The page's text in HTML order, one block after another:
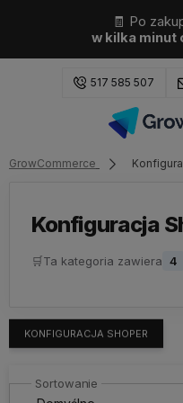
🧾 Po
w kilka minut
517 585 507
GrowCommerce
Konfiguracja
🛒Ta kategoria zawiera 4
KONFIGURACJA SHOPER